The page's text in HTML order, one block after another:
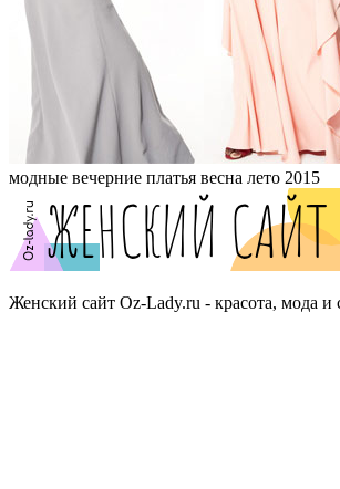
модные вечерние платья весна лето 2015
Женский сайт Oz-Lady.ru - красота, мода